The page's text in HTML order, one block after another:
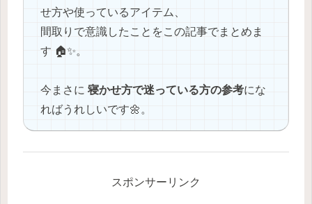
せ方や使っているアイテム、
間取りで意識したことをこの記事でまとめま
す 🏠✨。
今まさに 寝かせ方で迷っている方の参考にな
ればうれしいです🌼。
スポンサーリンク